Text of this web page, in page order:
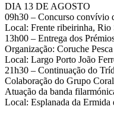
DIA 13 DE AGOSTO
09h30 – Concurso convívio
Local: Frente ribeirinha, Rio
13h00 – Entrega dos
Organização: Coruche
Local: Largo Porto João
21h30 – Continuação do
Colaboração do Grupo
Atuação da banda
Local: Esplanada da Ermida